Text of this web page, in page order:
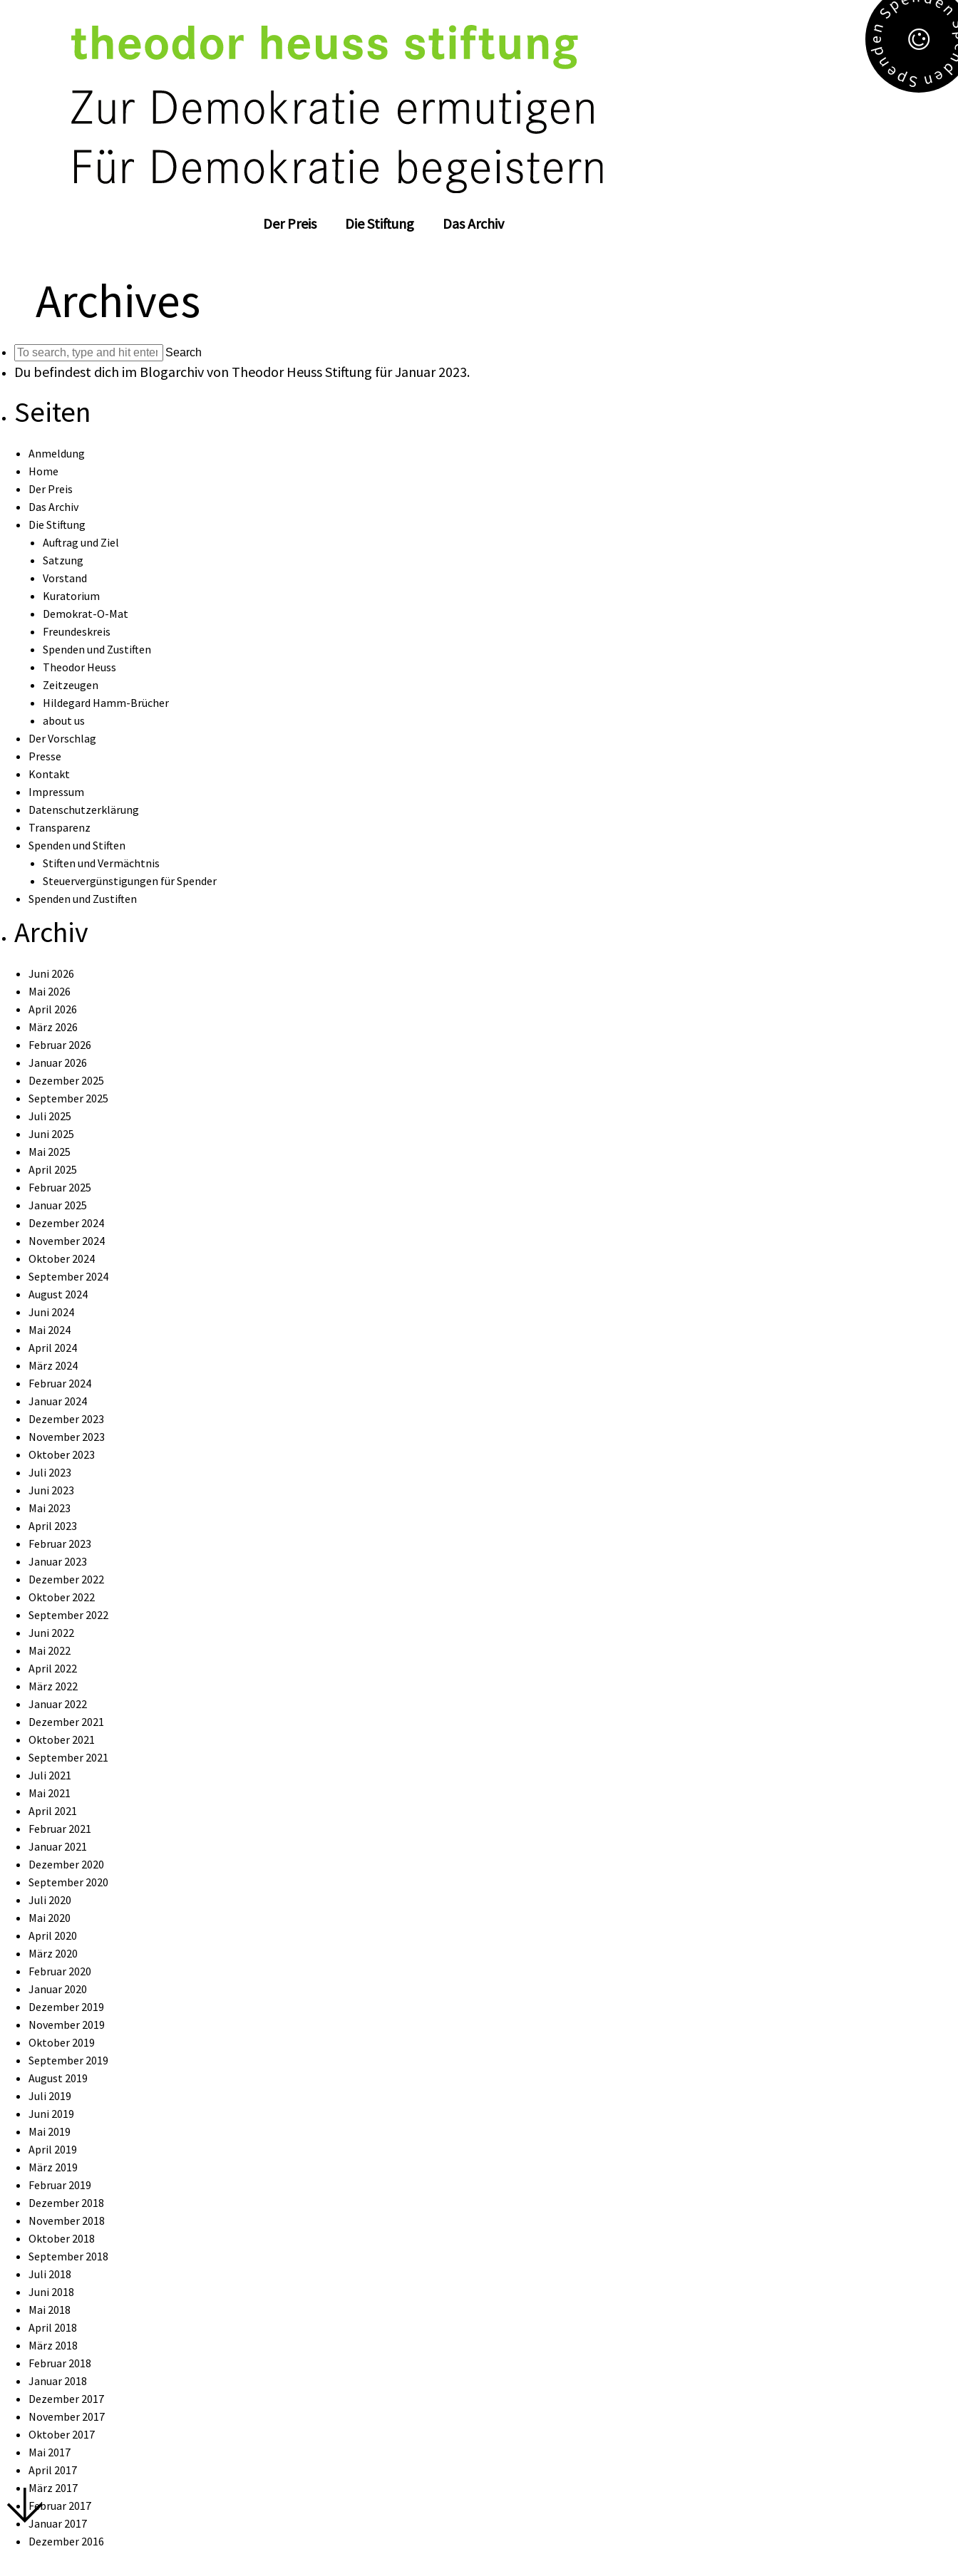
Der Preis Die Stiftung Das Archiv
S
p
e
n
d
e
n
S
p
e
n
Archives
Search
Du befindest dich im Blogarchiv von Theodor Heuss Stiftung für Januar 2023.
Seiten
Anmeldung
Home
Der Preis
Das Archiv
Die Stiftung
Auftrag und Ziel
Satzung
Vorstand
Kuratorium
Demokrat-O-Mat
Freundeskreis
Spenden und Zustiften
Theodor Heuss
Zeitzeugen
Hildegard Hamm-Brücher
about us
Der Vorschlag
Presse
Kontakt
Impressum
Datenschutzerklärung
Transparenz
Spenden und Stiften
Stiften und Vermächtnis
Steuervergünstigungen für Spender
Spenden und Zustiften
Archiv
Juni 2026
Mai 2026
April 2026
März 2026
Februar 2026
Januar 2026
Dezember 2025
September 2025
Juli 2025
Juni 2025
Mai 2025
April 2025
Februar 2025
Januar 2025
Dezember 2024
November 2024
Oktober 2024
September 2024
August 2024
Juni 2024
Mai 2024
April 2024
März 2024
Februar 2024
Januar 2024
Dezember 2023
November 2023
Oktober 2023
Juli 2023
Juni 2023
Mai 2023
April 2023
Februar 2023
Januar 2023
Dezember 2022
Oktober 2022
September 2022
Juni 2022
Mai 2022
April 2022
März 2022
Januar 2022
Dezember 2021
Oktober 2021
September 2021
Juli 2021
Mai 2021
April 2021
Februar 2021
Januar 2021
Dezember 2020
September 2020
Juli 2020
Mai 2020
April 2020
März 2020
Februar 2020
Januar 2020
Dezember 2019
November 2019
Oktober 2019
September 2019
August 2019
Juli 2019
Juni 2019
Mai 2019
April 2019
März 2019
Februar 2019
Dezember 2018
November 2018
Oktober 2018
September 2018
Juli 2018
Juni 2018
Mai 2018
April 2018
März 2018
Februar 2018
Januar 2018
Dezember 2017
November 2017
Oktober 2017
Mai 2017
April 2017
März 2017
Februar 2017
Januar 2017
Dezember 2016